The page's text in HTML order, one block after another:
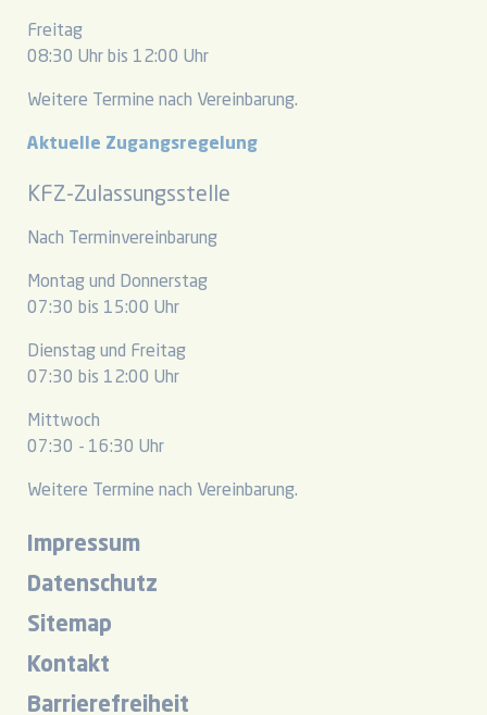
Freitag
08:30 Uhr bis 12:00 Uhr
Weitere Termine nach Vereinbarung.
Aktuelle Zugangsregelung
KFZ-Zulassungsstelle
Nach Terminvereinbarung
Montag und Donnerstag
07:30 bis 15:00 Uhr
Dienstag und Freitag
07:30 bis 12:00 Uhr
Mittwoch
07:30 - 16:30 Uhr
Weitere Termine nach Vereinbarung.
Impressum
Datenschutz
Sitemap
Kontakt
Barrierefreiheit